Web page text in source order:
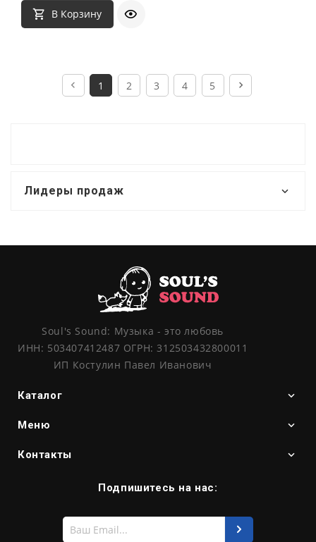
В Корзину
1 2 3 4 5
Лидеры продаж
Soul's Sound: Музыка - это любовь
ИНН: 503407412487 ОГРН: 312503432800011
ИП Костулин Павел Иванович
Каталог
Меню
Контакты
Подпишитесь на нас:
Введите